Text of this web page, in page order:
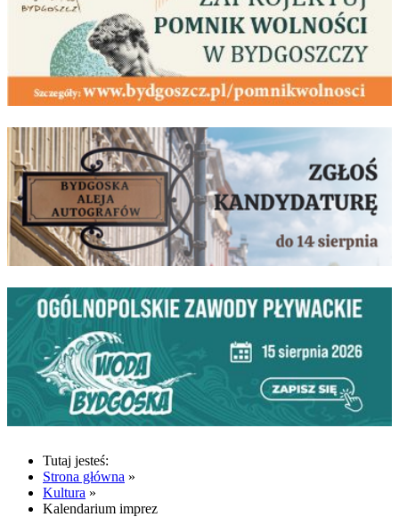
Tutaj jesteś:
Strona główna »
Kultura »
Kalendarium imprez